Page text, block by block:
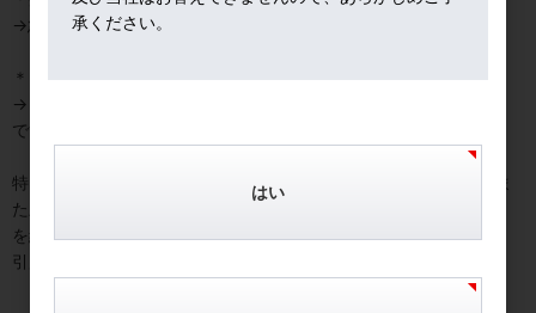
→急落・調整は十分ありえる
＊１－３年スパン
→まだ強気継続と見る専門家が多い
です。
特に、今の金は「一直線に上がる相場」ではなく、急騰→急落→ま
た上昇
を繰り返しやすい局面です。
引用終わり
承ください。
はい